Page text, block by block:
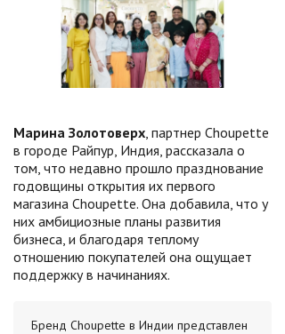
Марина Золотоверх, партнер Choupette
в городе Райпур, Индия, рассказала о
том, что недавно прошло празднование
годовщины открытия их первого
магазина Choupette. Она добавила, что у
них амбициозные планы развития
бизнеса, и благодаря теплому
отношению покупателей она ощущает
поддержку в начинаниях.
Бренд Choupette в Индии представлен